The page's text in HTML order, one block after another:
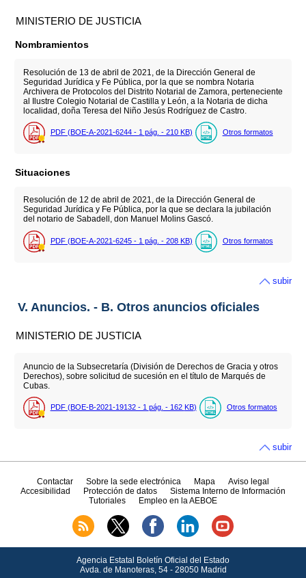
MINISTERIO DE JUSTICIA
Nombramientos
Resolución de 13 de abril de 2021, de la Dirección General de
Seguridad Jurídica y Fe Pública, por la que se nombra Notaria
Archivera de Protocolos del Distrito Notarial de Zamora, perteneciente
al Ilustre Colegio Notarial de Castilla y León, a la Notaria de dicha
localidad, doña Teresa del Niño Jesús Rodríguez de Castro.
PDF (BOE-A-2021-6244 - 1 pág. - 210 KB) Otros formatos
Situaciones
Resolución de 12 de abril de 2021, de la Dirección General de
Seguridad Jurídica y Fe Pública, por la que se declara la jubilación
del notario de Sabadell, don Manuel Molins Gascó.
PDF (BOE-A-2021-6245 - 1 pág. - 208 KB) Otros formatos
subir
V. Anuncios. - B. Otros anuncios oficiales
MINISTERIO DE JUSTICIA
Anuncio de la Subsecretaría (División de Derechos de Gracia y otros
Derechos), sobre solicitud de sucesión en el título de Marqués de
Cubas.
PDF (BOE-B-2021-19132 - 1 pág. - 162 KB) Otros formatos
subir
Contactar Sobre la sede electrónica Mapa
Aviso legal
Accesibilidad
Protección de datos
Sistema Interno de Información
Tutoriales
Empleo en la AEBOE
Agencia Estatal Boletín Oficial del Estado
Avda.de Manoteras, 54 - 28050 Madrid